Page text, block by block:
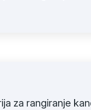
za rangiranje